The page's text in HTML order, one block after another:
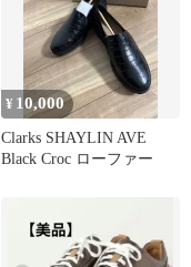
¥ 10,000
Clarks SHAYLIN AVE
Black Croc ローファー